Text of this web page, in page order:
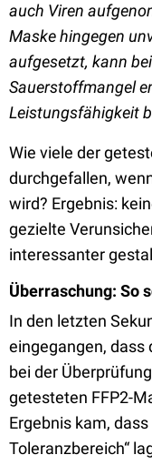
auch Viren
Maske hingegen
aufgesetzt, kann
Sauerstoffmangel
Leistungsfähigkeit
Wie viele der
durchgefallen,
wird? Ergebnis:
gezielte
interessanter
Überraschung: So
In den letzten
eingegangen,
bei der
getesteten FFP2-
Ergebnis kam,
Toleranzbereich“